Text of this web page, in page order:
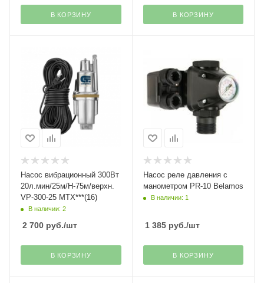
В КОРЗИНУ В КОРЗИНУ
Насос вибрационный 300Вт
20л.мин/25м/Н-75м/верхн.
VP-300-25 МТХ***(16)
В наличии: 2
2 700 руб./шт
В КОРЗИНУ
Насос реле давления с
манометром PR-10 Belamos
В наличии: 1
1 385руб./шт
В КОРЗИНУ